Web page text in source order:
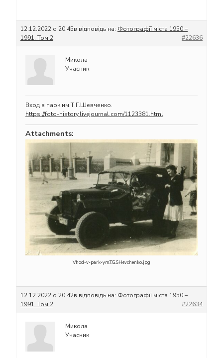
12.12.2022 о 20:45в відповідь на: Фотографії міста 1950 –
1991. Том 2
#22636
Микола
Учасник
Вход в парк им.Т.Г.Шевченко.
https://foto-history.livejournal.com/1123381.html
Attachments:
Vhod-v-park-ym.T.G.SHevchenko..jpg
12.12.2022 о 20:42в відповідь на: Фотографії міста 1950 –
1991. Том 2
#22634
Микола
Учасник